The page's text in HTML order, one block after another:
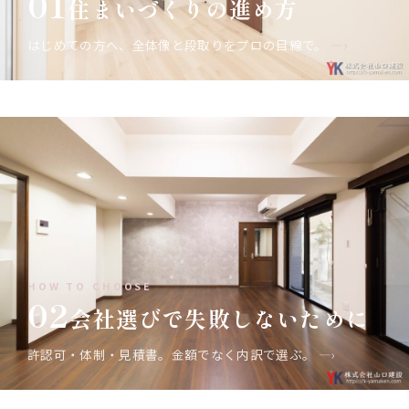
住まいづくりの進め方
はじめての方へ、全体像と段取りをプロの目線で。 —›
HOW TO CHOOSE
02会社選びで失敗しないために
許認可・体制・見積書。金額でなく内訳で選ぶ。 —›